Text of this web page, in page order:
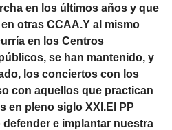
en los últimos años y que
otras CCAA.Y al mismo
en los Centros
se han mantenido, y
los conciertos con los
con aquellos que practican
en pleno siglo XXI.El PP
e implantar nuestra